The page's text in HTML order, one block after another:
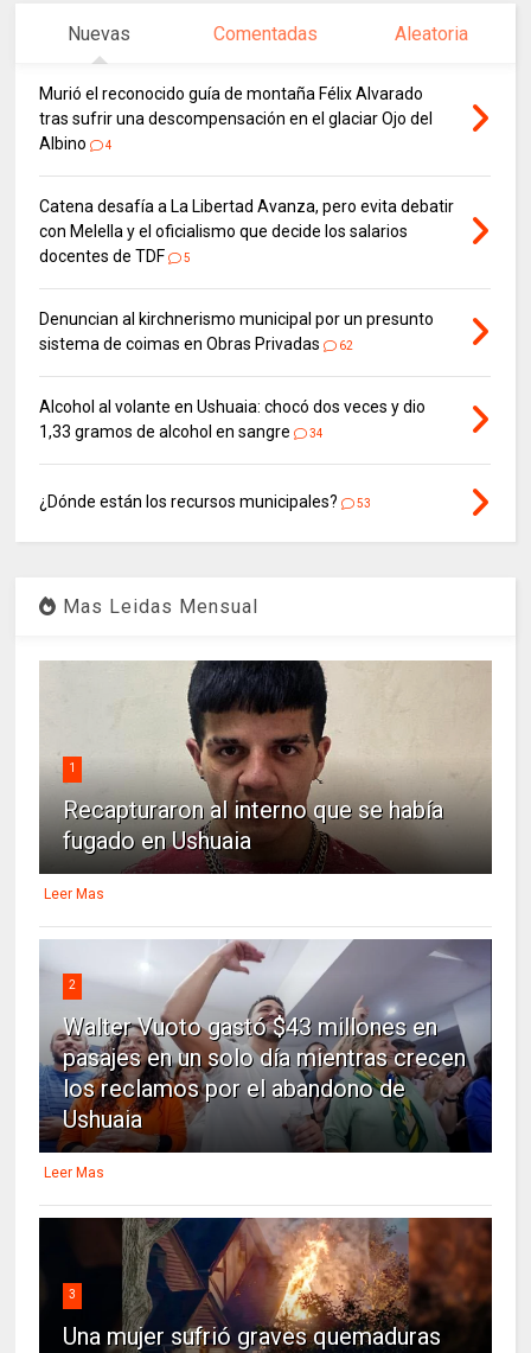
Nuevas Comentadas Aleatoria
Murió el reconocido guía de montaña Félix Alvarado
tras sufrir una descompensación en el glaciar Ojo del
Albino
4
Catena desafía a La Libertad Avanza, pero evita debatir
con Melella y el oficialismo que decide los salarios
docentes de TDF
5
Denuncian al kirchnerismo municipal por un presunto
sistema de coimas en Obras Privadas
62
Alcohol al volante en Ushuaia: chocó dos veces y dio
1,33 gramos de alcohol en sangre
34
¿Dónde están los recursos municipales? 53
Mas Leidas Mensual
1
Recapturaron al interno que se había
fugado en Ushuaia
Leer Mas
2
Walter Vuoto gastó $43 millones en
pasajes en un solo día mientras crecen
los reclamos por el abandono de
Ushuaia
Leer Mas
3
Una mujer sufrió graves quemaduras